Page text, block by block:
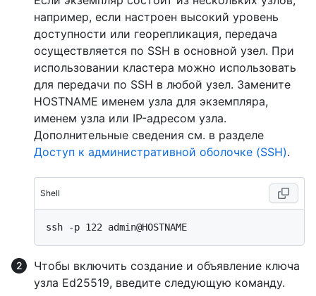
например, если настроен высокий уровень
доступности или георепликация, передача
осуществляется по SSH в основной узел. При
использовании кластера можно использовать
для передачи по SSH в любой узел. Замените
HOSTNAME именем узла для экземпляра,
именем узла или IP-адресом узла.
Дополнительные сведения см. в разделе
Доступ к административной оболочке (SSH).
Shell
Чтобы включить создание и объявление ключа
узла Ed25519, введите следующую команду.